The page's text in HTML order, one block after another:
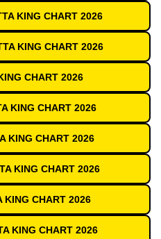
KING CHART 2026
KING CHART 2026
CHART 2026
KING CHART 2026
KING CHART 2026
KING CHART 2026
KING CHART 2026
KING CHART 2026